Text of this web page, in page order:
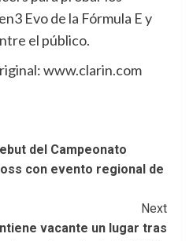
Evo de la Fórmula E y
el público.
www.clarin.com
del Campeonato
con evento regional de
Next
vacante un lugar tras